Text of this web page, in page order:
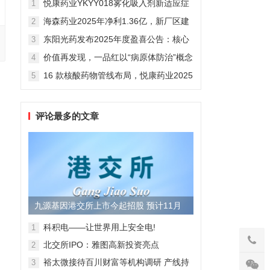
1
悦康药业YKYY018雾化吸入剂新适应症
感染防治
2
海森药业2025年净利1.36亿，新厂区建
3
东阳光药发布2025年度盈喜公告：核心
维度
4
价值再发现，一品红以“病原体防治”概念
5
16 款核酸药物管线布局，悦康药业2025
评论最多的文章
九源基因港交所上市今起招股 预计11月
28日上市
1 科积电——让世界用上安全电!
2 北交所IPO：雅图高新投资亮点
3
裕太微接待百川财富等机构调研 产线持